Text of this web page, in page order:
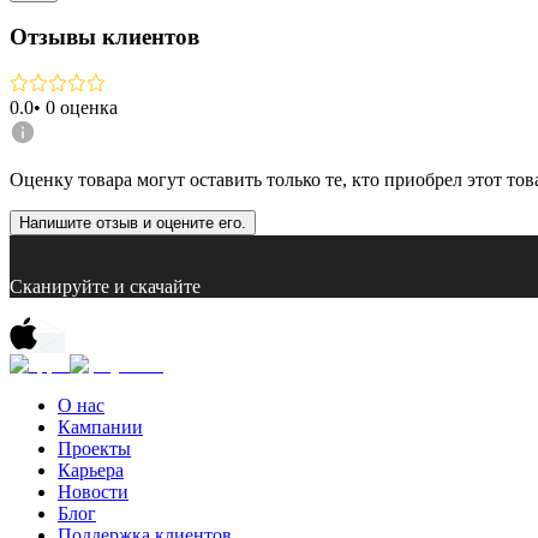
Отзывы клиентов
0.0• 0 оценка
Оценку товара могут оставить только те, кто приобрел этот
Напишите отзыв и оцените его.
Сканируйте и скачайте
О нас
Кампании
Проекты
Карьера
Новости
Блог